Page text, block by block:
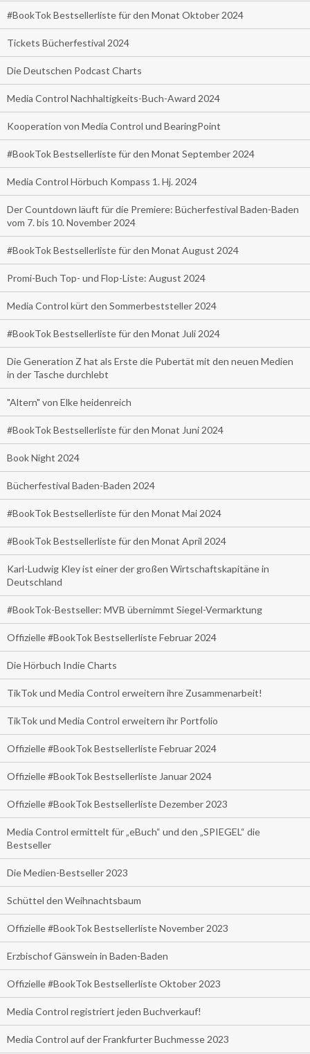
#BookTok Bestsellerliste für den Monat Oktober 2024
Tickets Bücherfestival 2024
Die Deutschen Podcast Charts
Media Control Nachhaltigkeits-Buch-Award 2024
Kooperation von Media Control und BearingPoint
#BookTok Bestsellerliste für den Monat September 2024
Media Control Hörbuch Kompass 1. Hj. 2024
Der Countdown läuft für die Premiere: Bücherfestival Baden-Baden
vom 7. bis 10. November 2024
#BookTok Bestsellerliste für den Monat August 2024
Promi-Buch Top- und Flop-Liste: August 2024
Media Control kürt den Sommerbeststeller 2024
#BookTok Bestsellerliste für den Monat Juli 2024
Die Generation Z hat als Erste die Pubertät mit den neuen Medien
in der Tasche durchlebt
"Altern" von Elke heidenreich
#BookTok Bestsellerliste für den Monat Juni 2024
Book Night 2024
Bücherfestival Baden-Baden 2024
#BookTok Bestsellerliste für den Monat Mai 2024
#BookTok Bestsellerliste für den Monat April 2024
Karl-Ludwig Kley ist einer der großen Wirtschaftskapitäne in
Deutschland
#BookTok-Bestseller: MVB übernimmt Siegel-Vermarktung
Offizielle #BookTok Bestsellerliste Februar 2024
Die Hörbuch Indie Charts
TikTok und Media Control erweitern ihre Zusammenarbeit!
TikTok und Media Control erweitern ihr Portfolio
Offizielle #BookTok Bestsellerliste Februar 2024
Offizielle #BookTok Bestsellerliste Januar 2024
Offizielle #BookTok Bestsellerliste Dezember 2023
Media Control ermittelt für „eBuch“ und den „SPIEGEL“ die
Bestseller
Die Medien-Bestseller 2023
Schüttel den Weihnachtsbaum
Offizielle #BookTok Bestsellerliste November 2023
Erzbischof Gänswein in Baden-Baden
Offizielle #BookTok Bestsellerliste Oktober 2023
Media Control registriert jeden Buchverkauf!
Media Control auf der Frankfurter Buchmesse 2023